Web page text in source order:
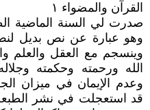
القرآن والمضواء ١
صدرت لي السنة الماضية
وهو عبارة عن نص بديل لنص
وينسجم مع العقل والعلم
الله ورحمته وحكمته
وعدم الإيمان في ميزان
قد استعجلت في نشر